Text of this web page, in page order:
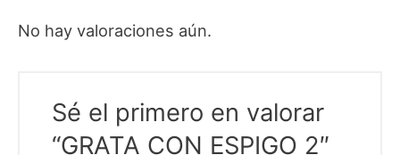
cantidad
No hay valoraciones aún.
Sé el primero en valorar
“GRATA CON ESPIGO 2″